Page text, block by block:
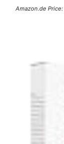
Amazon.de Price: